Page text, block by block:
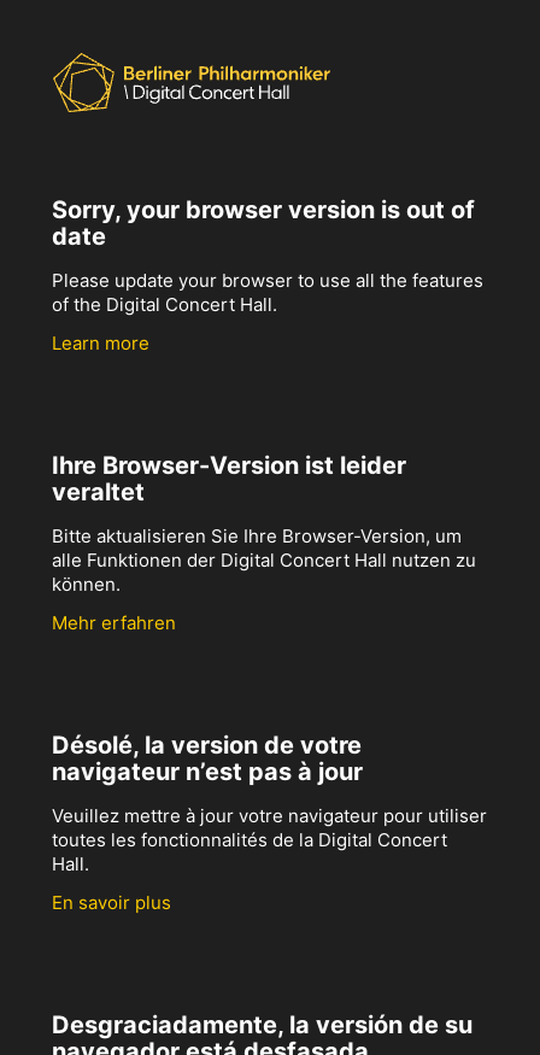
Sorry, your browser version is out of
date
Please update your browser to use all the features
of the Digital Concert Hall.
Learn more
Ihre Browser-Version ist leider
veraltet
Bitte aktualisieren Sie Ihre Browser-Version, um
alle Funktionen der Digital Concert Hall nutzen zu
können.
Mehr erfahren
Désolé, la version de votre
navigateur n’est pas à jour
Veuillez mettre à jour votre navigateur pour utiliser
toutes les fonctionnalités de la Digital Concert
Hall.
En savoir plus
Desgraciadamente, la versión de su